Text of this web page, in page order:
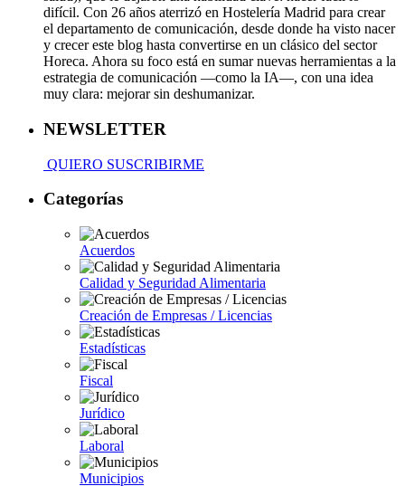
difícil. Con 26 años aterrizó en Hostelería Madrid para crear
el departamento de comunicación, desde donde ha visto nacer
y crecer este blog hasta convertirse en un clásico del sector
Horeca. Ahora su foco está en sumar nuevas herramientas a la
estrategia de comunicación —como la IA—, con una idea
muy clara: mejorar sin deshumanizar.
NEWSLETTER
QUIERO SUSCRIBIRME
Categorías
Acuerdos
Calidad y Seguridad Alimentaria
Creación de Empresas / Licencias
Estadísticas
Fiscal
Jurídico
Laboral
Municipios